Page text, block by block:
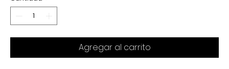
Agregar al carrito